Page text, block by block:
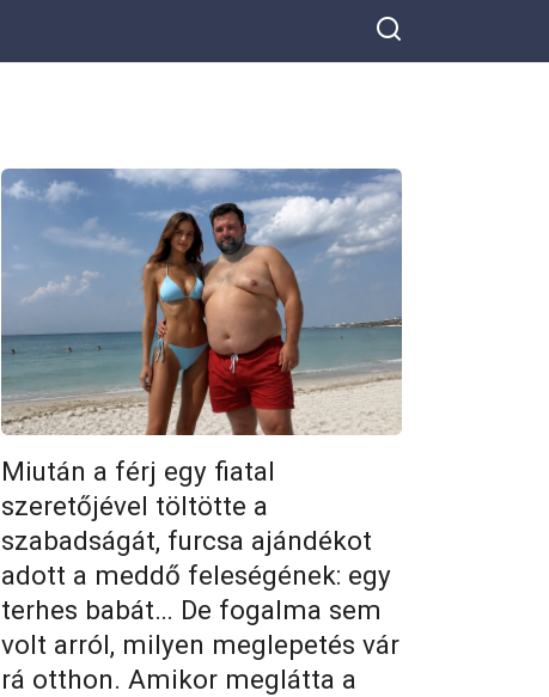
Miután a férj egy fiatal
szeretőjével töltötte a
szabadságát, furcsa ajándékot
adott a meddő feleségének: egy
terhes babát… De fogalma sem
volt arról, milyen meglepetés vár
rá otthon. Amikor meglátta a